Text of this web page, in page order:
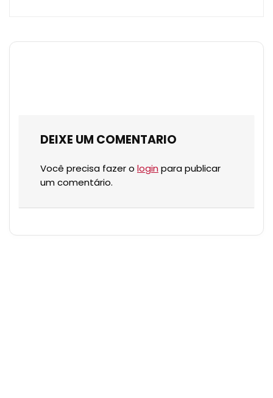
DEIXE UM COMENTARIO
Você precisa fazer o login para publicar
um comentário.